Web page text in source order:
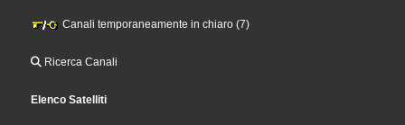
Canali temporaneamente in chiaro (7)
Ricerca Canali
Elenco Satelliti